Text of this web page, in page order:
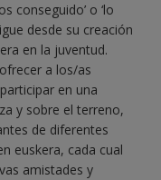
conseguido’ o ‘lo
desde su creación
en la juventud.
a los/as
en una
y sobre el terreno,
de diferentes
euskera, cada cual
amistades y